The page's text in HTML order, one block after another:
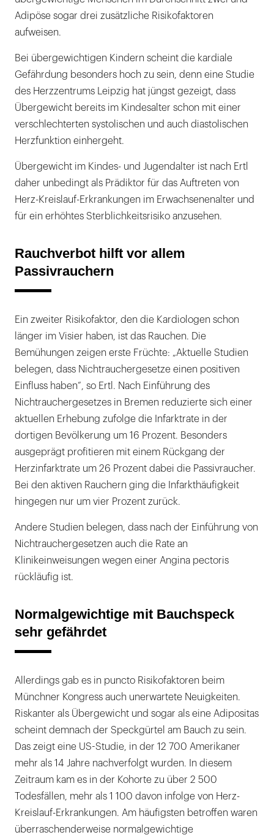
Adipöse sogar drei zusätzliche Risikofaktoren
aufweisen.
Bei übergewichtigen Kindern scheint die kardiale
Gefährdung besonders hoch zu sein, denn eine Studie
des Herzzentrums Leipzig hat jüngst gezeigt, dass
Übergewicht bereits im Kindesalter schon mit einer
verschlechterten systolischen und auch diastolischen
Herzfunktion einhergeht.
Übergewicht im Kindes- und Jugendalter ist nach Ertl
daher unbedingt als Prädiktor für das Auftreten von
Herz-Kreislauf-Erkrankungen im Erwachsenenalter und
für ein erhöhtes Sterblichkeitsrisiko anzusehen.
Rauchverbot hilft vor allem
Passivrauchern
Ein zweiter Risikofaktor, den die Kardiologen schon
länger im Visier haben, ist das Rauchen. Die
Bemühungen zeigen erste Früchte: „Aktuelle Studien
belegen, dass Nichtrauchergesetze einen positiven
Einfluss haben“, so Ertl. Nach Einführung des
Nichtrauchergesetzes in Bremen reduzierte sich einer
aktuellen Erhebung zufolge die Infarktrate in der
dortigen Bevölkerung um 16 Prozent. Besonders
ausgeprägt profitieren mit einem Rückgang der
Herzinfarktrate um 26 Prozent dabei die Passivraucher.
Bei den aktiven Rauchern ging die Infarkthäufigkeit
hingegen nur um vier Prozent zurück.
Andere Studien belegen, dass nach der Einführung von
Nichtrauchergesetzen auch die Rate an
Klinikeinweisungen wegen einer Angina pectoris
rückläufig ist.
Normalgewichtige mit Bauchspeck
sehr gefährdet
Allerdings gab es in puncto Risikofaktoren beim
Münchner Kongress auch unerwartete Neuigkeiten.
Riskanter als Übergewicht und sogar als eine Adipositas
scheint demnach der Speckgürtel am Bauch zu sein.
Das zeigt eine US-Studie, in der 12 700 Amerikaner
mehr als 14 Jahre nachverfolgt wurden. In diesem
Zeitraum kam es in der Kohorte zu über 2 500
Todesfällen, mehr als 1 100 davon infolge von Herz-
Kreislauf-Erkrankungen. Am häufigsten betroffen waren
überraschenderweise normalgewichtige